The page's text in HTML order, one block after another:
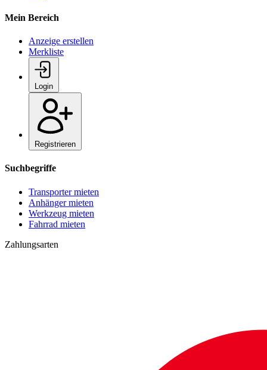
Mein Bereich
Anzeige erstellen
Merkliste
Login
Registrieren
Suchbegriffe
Transporter mieten
Anhänger mieten
Werkzeug mieten
Fahrrad mieten
Zahlungsarten